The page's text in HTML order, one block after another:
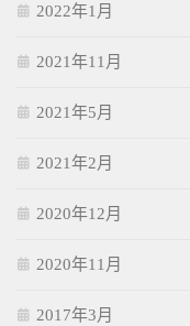
2022年1月
2021年11月
2021年5月
2021年2月
2020年12月
2020年11月
2017年3月